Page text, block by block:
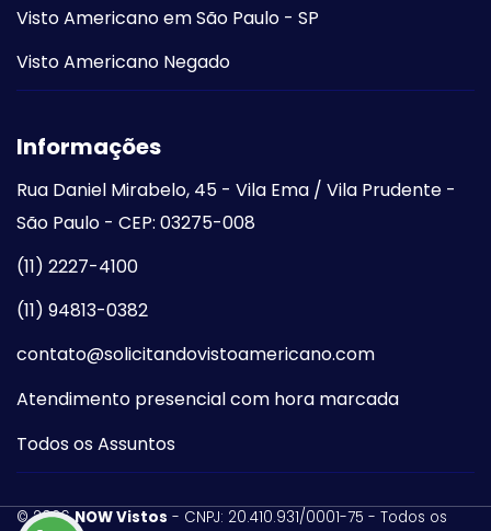
Visto Americano em São Paulo - SP
Visto Americano Negado
Informações
Rua Daniel Mirabelo, 45 - Vila Ema / Vila Prudente -
São Paulo - CEP: 03275-008
(11) 2227-4100
(11) 94813-0382
contato@solicitandovistoamericano.com
Atendimento presencial com hora marcada
Todos os Assuntos
©2026 NOW Vistos - CNPJ: 20.410.931/0001-75 - Todos os